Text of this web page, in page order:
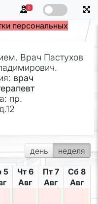
0
персональных
Врач Пастухов
врач
пр.
день неделя
5
Чт 6
Авг
Пт 7
Авг
Сб 8
Авг